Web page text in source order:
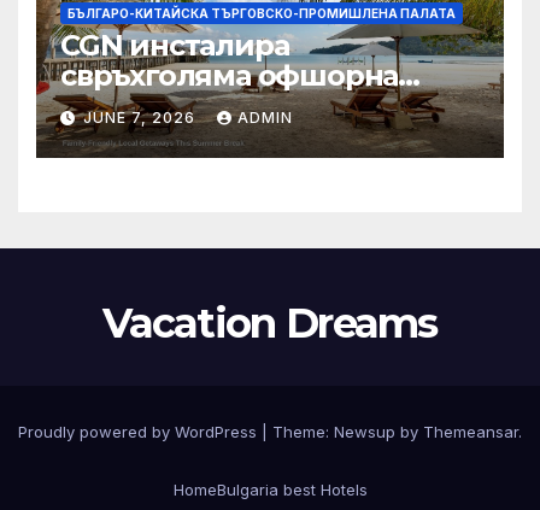
БЪЛГАРО-КИТАЙСКА ТЪРГОВСКО-ПРОМИШЛЕНА ПАЛАТА
CGN инсталира
свръхголяма офшорна
вятърна турбина с мощност
18 MW в Гуангдонг
JUNE 7, 2026 ADMIN
Vacation Dreams
Proudly powered by WordPress Theme: Newsup by Themeansar.
HomeBulgaria best Hotels